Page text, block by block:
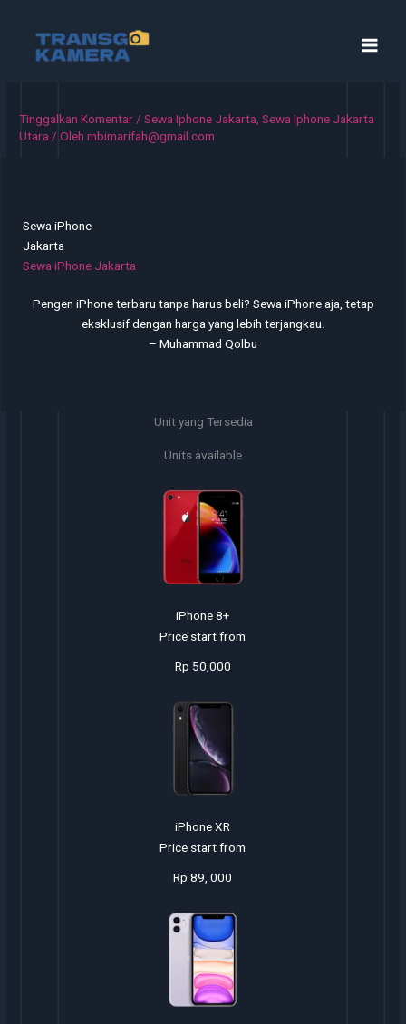
Tinggalkan Komentar /Sewa Iphone Jakarta ,Sewa Iphone Jakarta
Utara / Olehmbimarifah@gmail.com
Sewa iPhone
Jakarta
Sewa iPhone Jakarta
Pengen iPhone terbaru tanpa harus beli? Sewa iPhone aja, tetap
eksklusif dengan harga yang lebih terjangkau.
– Muhammad Qolbu
Unit yang Tersedia
Units available
iPhone 8+
Price start from
Rp 50,000
iPhone XR
Price start from
Rp 89, 000